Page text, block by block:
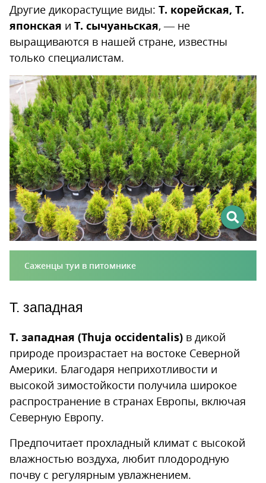
Файер Чиф
Санкист
Янтарь
Еллоу Риббон
Несколько советов по уходу за
туями весной
Другие дикорастущие виды: Т. корейская, Т.
японская и Т. сычуаньская, — не
выращиваются в нашей стране, известны
только специалистам.
Саженцы туи в питомнике
Т. западная
Т. западная (Thuja occidentalis) в дикой
природе произрастает на востоке Северной
Америки. Благодаря неприхотливости и
высокой зимостойкости получила широкое
распространение в странах Европы, включая
Северную Европу.
Предпочитает прохладный климат с высокой
влажностью воздуха, любит плодородную
почву с регулярным увлажнением.